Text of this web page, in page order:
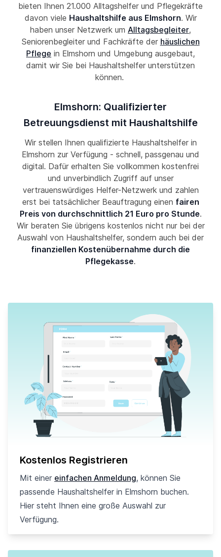
bieten Ihnen 21.000 Alltagshelfer und Pflegekräfte
davon viele Haushaltshilfe aus Elmshorn. Wir
haben unser Netzwerk um Alltagsbegleiter,
Seniorenbegleiter und Fachkräfte der häuslichen
Pflege in Elmshorn und Umgebung ausgebaut,
damit wir Sie bei Haushaltshelfer unterstützen
können.
Elmshorn: Qualifizierter
Betreuungsdienst mit Haushaltshilfe
Wir stellen Ihnen qualifizierte Haushaltshelfer in
Elmshorn zur Verfügung - schnell, passgenau und
digital. Dafür erhalten Sie vollkommen kostenfrei
und unverbindlich Zugriff auf unser
vertrauenswürdiges Helfer-Netzwerk und zahlen
erst bei tatsächlicher Beauftragung einen fairen
Preis von durchschnittlich 21 Euro pro Stunde.
Wir beraten Sie übrigens kostenlos nicht nur bei der
Auswahl von Haushaltshelfer, sondern auch bei der
finanziellen Kostenübernahme durch die
Pflegekasse.
Kostenlos Registrieren
Mit einer einfachen Anmeldung, können Sie
passende Haushaltshelfer in Elmshorn buchen.
Hier steht Ihnen eine große Auswahl zur
Verfügung.